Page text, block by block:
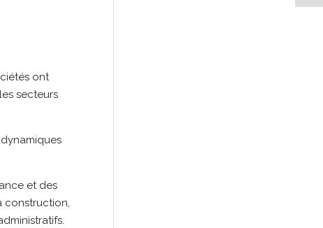
ont
secteurs
et des
construction,